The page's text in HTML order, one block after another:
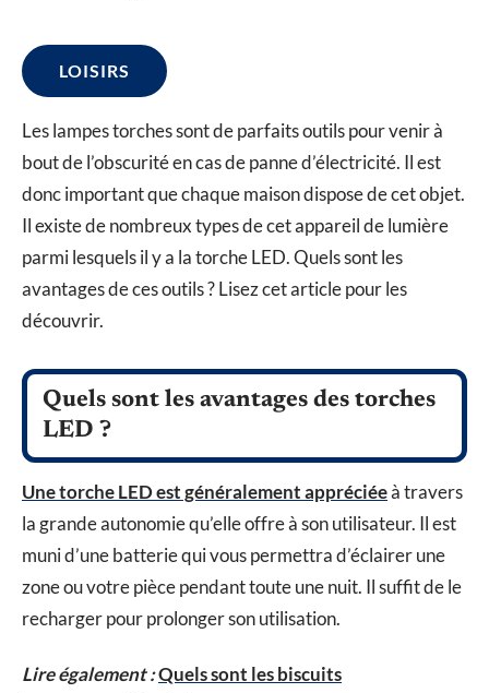
LOISIRS
Les lampes torches sont de parfaits outils pour venir à
bout de l’obscurité en cas de panne d’électricité. Il est
donc important que chaque maison dispose de cet objet.
Il existe de nombreux types de cet appareil de lumière
parmi lesquels il y a la torche LED. Quels sont les
avantages de ces outils ? Lisez cet article pour les
découvrir.
Quels sont les avantages des torches
LED ?
Une torche LED est généralement appréciéeà travers
la grande autonomie qu’elle offre à son utilisateur. Il est
muni d’une batterie qui vous permettra d’éclairer une
zone ou votre pièce pendant toute une nuit. Il suffit de le
recharger pour prolonger son utilisation.
Lire également :Quels sont les biscuits